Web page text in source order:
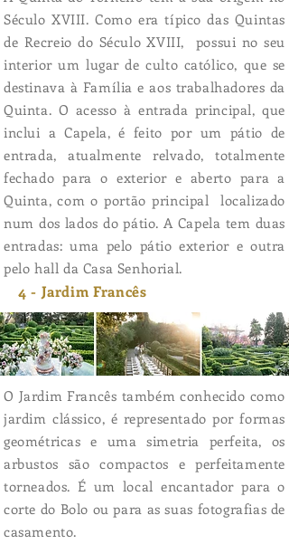
Século XVIII. Como era típico das Quintas
de Recreio do Século XVIII, possui no seu
interior um lugar de culto católico, que se
destinava à Família e aos trabalhadores da
Quinta. O acesso à entrada principal, que
inclui a Capela, é feito por um pátio de
entrada, atualmente relvado, totalmente
fechado para o exterior e aberto para a
Quinta, com o portão principal localizado
num dos lados do pátio. A Capela tem duas
entradas: uma pelo pátio exterior e outra
pelo hall da Casa Senhorial.
4 - Jardim Francês
O Jardim Francês também conhecido como
jardim clássico, é representado por formas
geométricas e uma simetria perfeita, os
arbustos são compactos e perfeitamente
torneados. É um local encantador para o
corte do Bolo ou para as suas fotografias de
casamento.